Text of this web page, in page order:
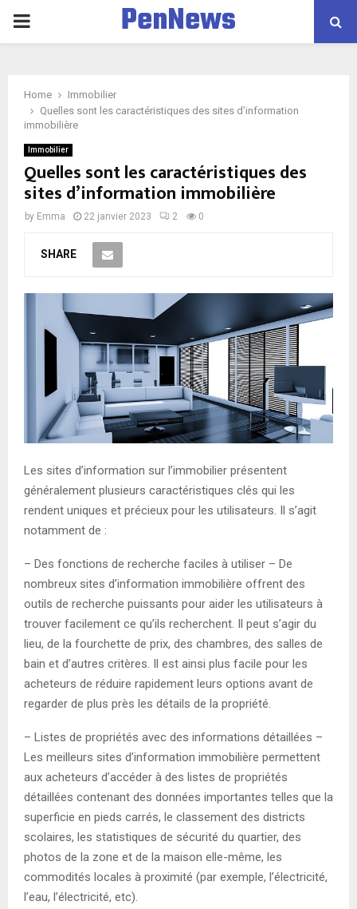
P
M
A
PenNews
Home
Immobilier
Quelles sont les caractéristiques des sites d’information
immobilière
Immobilier
Quelles sont les caractéristiques des
sites d’information immobilière
by Emma 22 janvier 2023 2 0
SHARE
Les sites d’information sur l’immobilier présentent
généralement plusieurs caractéristiques clés qui les
rendent uniques et précieux pour les utilisateurs. Il s’agit
notamment de :
– Des fonctions de recherche faciles à utiliser – De
nombreux sites d’information immobilière offrent des
outils de recherche puissants pour aider les utilisateurs à
trouver facilement ce qu’ils recherchent. Il peut s’agir du
lieu, de la fourchette de prix, des chambres, des salles de
bain et d’autres critères. Il est ainsi plus facile pour les
acheteurs de réduire rapidement leurs options avant de
regarder de plus près les détails de la propriété.
– Listes de propriétés avec des informations détaillées –
Les meilleurs sites d’information immobilière permettent
aux acheteurs d’accéder à des listes de propriétés
détaillées contenant des données importantes telles que la
superficie en pieds carrés, le classement des districts
scolaires, les statistiques de sécurité du quartier, des
photos de la zone et de la maison elle-même, les
commodités locales à proximité (par exemple, l’électricité,
l’eau, l’électricité, etc).